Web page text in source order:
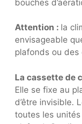
bouches
Attention : la
envisageable
plafonds ou des
La cassette de
Elle se fixe au
d’être invisible.
toutes les